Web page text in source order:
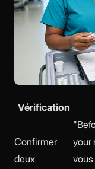
Vérification
Confirmer
deux
your